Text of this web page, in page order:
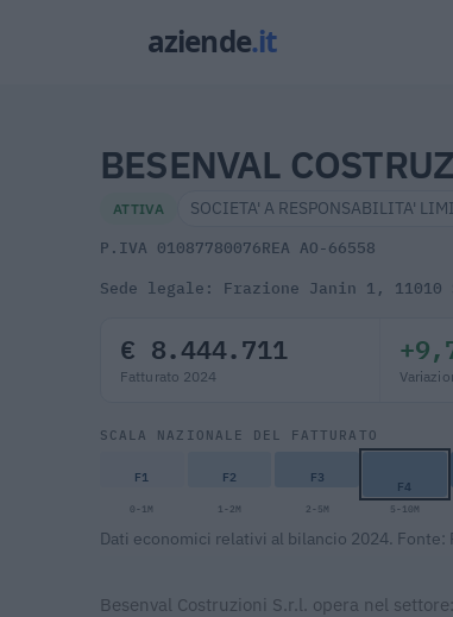
BESENVAL
ATTIVA SOCIETA' A RESPONSABILITA'
P.IVA 01087780076REA AO-66558
Sede legale: Frazione Janin 1, 11010
€ 8.444.711
Fatturato 2024
SCALA NAZIONALE DEL FATTURATO
F1 F2 F3 F4
0-1M 1-2M 2-5M 5-10M
Dati economici relativi al bilancio 2024.
Besenval Costruzioni S.r.l. opera nel